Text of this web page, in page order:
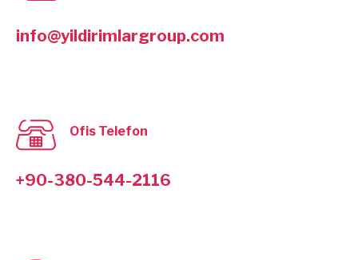
info@yildirimlargroup.com
Ofis Telefon
+90-380-544-2116